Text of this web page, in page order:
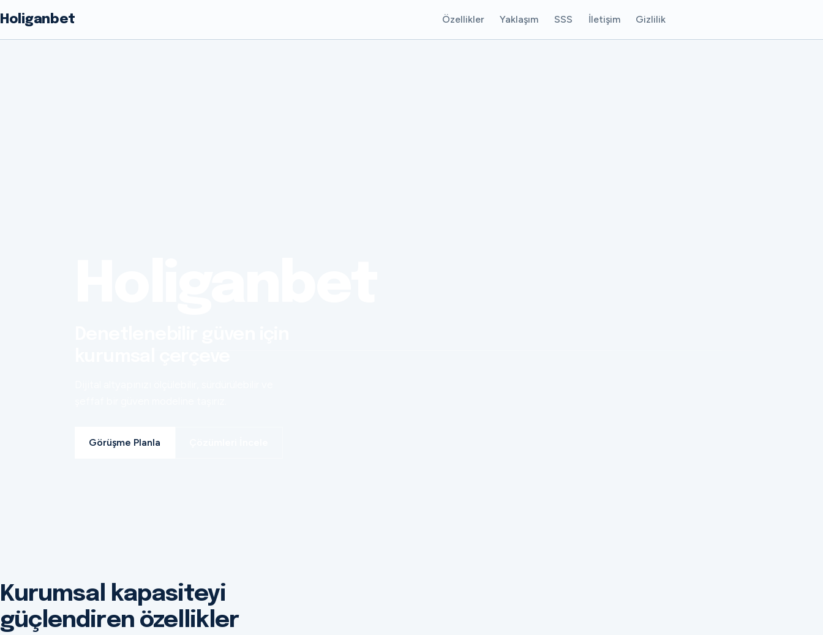
Holiganbet Özellikler Yaklaşım SSS İletişim Gizlilik
Görüşme Planla
Kurumsal kapasiteyi
güçlendiren özellikler